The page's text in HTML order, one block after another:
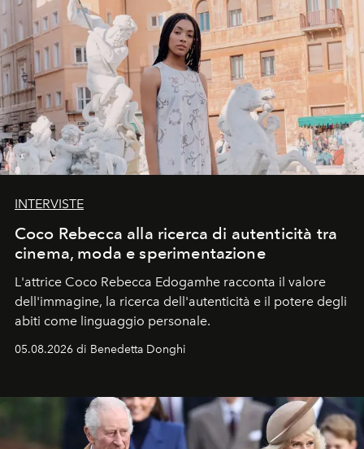
INTERVISTE
Coco Rebecca alla ricerca di autenticità tra
cinema, moda e sperimentazione
L'attrice Coco Rebecca Edogamhe racconta il valore
dell'immagine, la ricerca dell'autenticità e il potere degli
abiti come linguaggio personale.
05.08.2026 di Benedetta Donghi